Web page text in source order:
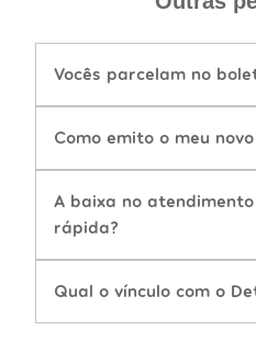
Vocês parcelam no
Como emito o meu novo
A baixa no
rápida?
Qual o vínculo com o